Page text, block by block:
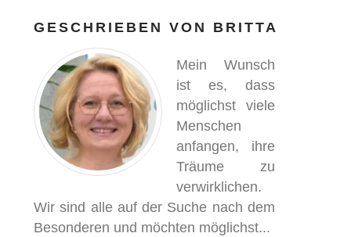
GESCHRIEBEN VON BRITTA
Mein Wunsch
ist es, dass
möglichst viele
Menschen
anfangen, ihre
Träume zu
verwirklichen.
Wir sind alle auf der Suche nach dem
Besonderen und möchten möglichst...